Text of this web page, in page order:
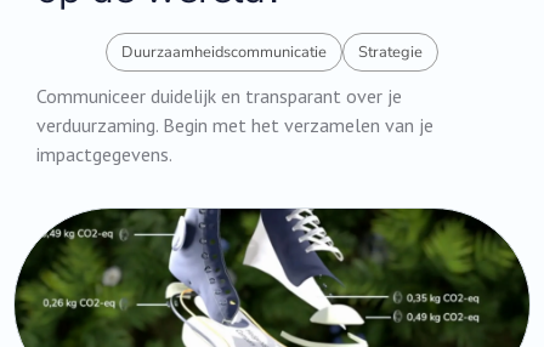
Duurzaamheidscommunicatie Strategie
Communiceer duidelijk en transparant over je
verduurzaming. Begin met het verzamelen van je
impactgegevens.